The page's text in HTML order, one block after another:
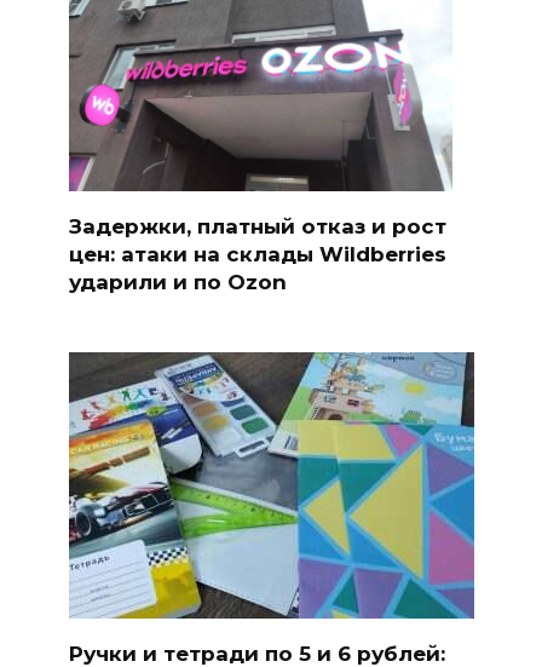
Задержки, платный отказ и рост
цен: атаки на склады Wildberries
ударили и по Ozon
Ручки и тетради по 5 и 6 рублей: